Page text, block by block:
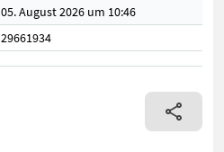
05. August 2026 um 10:46
29661934